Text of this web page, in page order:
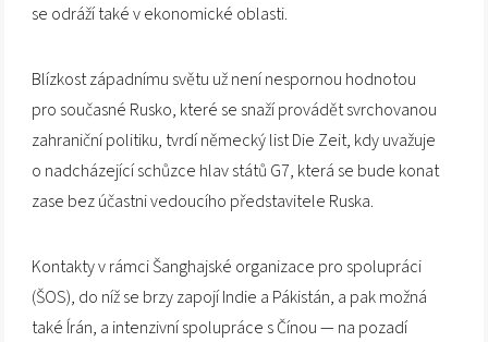
se odráží také v ekonomické oblasti.
Blízkost západnímu světu už není nespornou hodnotou
pro současné Rusko, které se snaží provádět svrchovanou
zahraniční politiku, tvrdí německý list Die Zeit, kdy uvažuje
o nadcházející schůzce hlav států G7, která se bude konat
zase bez účastni vedoucího představitele Ruska.
Kontakty v rámci Šanghajské organizace pro spolupráci
(ŠOS), do níž se brzy zapojí Indie a Pákistán, a pak možná
také Írán, a intenzivní spolupráce s Čínou — na pozadí